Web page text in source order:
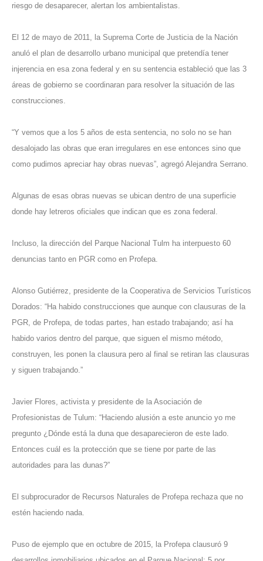
riesgo de desaparecer, alertan los ambientalistas.
El 12 de mayo de 2011, la Suprema Corte de Justicia de la Nación
anuló el plan de desarrollo urbano municipal que pretendía tener
injerencia en esa zona federal y en su sentencia estableció que las 3
áreas de gobierno se coordinaran para resolver la situación de las
construcciones.
“Y vemos que a los 5 años de esta sentencia, no solo no se han
desalojado las obras que eran irregulares en ese entonces sino que
como pudimos apreciar hay obras nuevas”, agregó Alejandra Serrano.
Algunas de esas obras nuevas se ubican dentro de una superficie
donde hay letreros oficiales que indican que es zona federal.
Incluso, la dirección del Parque Nacional Tulm ha interpuesto 60
denuncias tanto en PGR como en Profepa.
Alonso Gutiérrez, presidente de la Cooperativa de Servicios Turísticos
Dorados: “Ha habido construcciones que aunque con clausuras de la
PGR, de Profepa, de todas partes, han estado trabajando; así ha
habido varios dentro del parque, que siguen el mismo método,
construyen, les ponen la clausura pero al final se retiran las clausuras
y siguen trabajando.”
Javier Flores, activista y presidente de la Asociación de
Profesionistas de Tulum: “Haciendo alusión a este anuncio yo me
pregunto ¿Dónde está la duna que desaparecieron de este lado.
Entonces cuál es la protección que se tiene por parte de las
autoridades para las dunas?”
El subprocurador de Recursos Naturales de Profepa rechaza que no
estén haciendo nada.
Puso de ejemplo que en octubre de 2015, la Profepa clausuró 9